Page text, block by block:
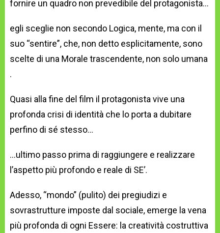
fornire un quadro non prevedibile del protagonista…
egli sceglie non secondo Logica, mente, ma con il
suo “sentire”, che, non detto esplicitamente, sono
scelte di una Morale trascendente, non solo umana
.
Quasi alla fine del film il protagonista vive una
profonda crisi di identità che lo porta a dubitare
perfino di sé stesso…
…ultimo passo prima di raggiungere e realizzare
l’aspetto più profondo e reale di SE’.
Adesso, “mondo” (pulito) dei pregiudizi e
sovrastrutture imposte dal sociale, emerge la vena
più profonda di ogni Essere: la creatività costruttiva